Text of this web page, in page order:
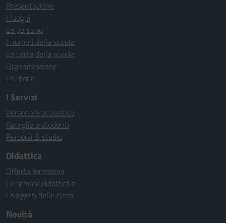
Presentazione
I luoghi
Le persone
I numeri della scuola
Le carte della scuola
Organizzazione
La storia
I Servizi
Personale scolastico
Famiglie e studenti
Percorsi di studio
Didattica
Offerta formativa
Le schede didattiche
I progetti delle classi
Novità